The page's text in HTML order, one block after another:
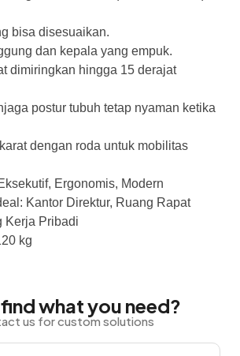
bisa disesuaikan.
dan kepala yang empuk.
dimiringkan hingga 15 derajat
postur tubuh tetap nyaman ketika
dengan roda untuk mobilitas
Ergonomis, Modern
Kantor Direktur, Ruang Rapat
Kerja Pribadi
kg
find what you need?
us for custom solutions